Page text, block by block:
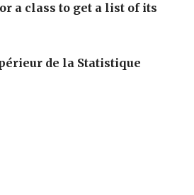
a class to get a list of its
de la Statistique